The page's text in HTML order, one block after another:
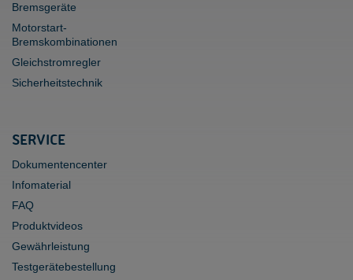
Bremsgeräte
Motorstart-
Bremskombinationen
Gleichstromregler
Sicherheitstechnik
SERVICE
Dokumentencenter
Infomaterial
FAQ
Produktvideos
Gewährleistung
Testgerätebestellung